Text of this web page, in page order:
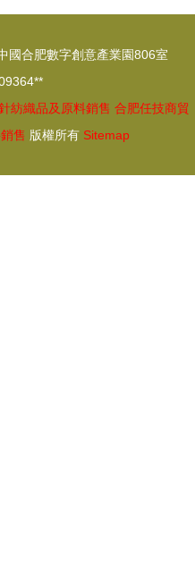
國合肥數字創意產業園806室
紡織品及原料銷售 合肥任技商貿
售 版權所有 Sitemap